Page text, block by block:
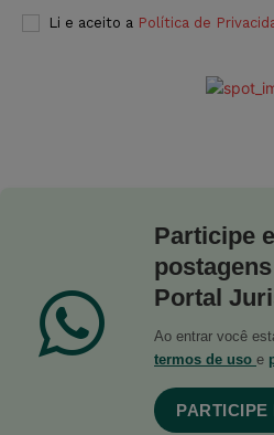
Li e aceito a Política de
Participe
Portal
Ao entrar você
termos de uso e